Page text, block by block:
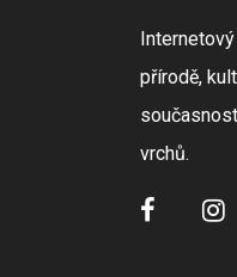
přírodě,
vrchů.